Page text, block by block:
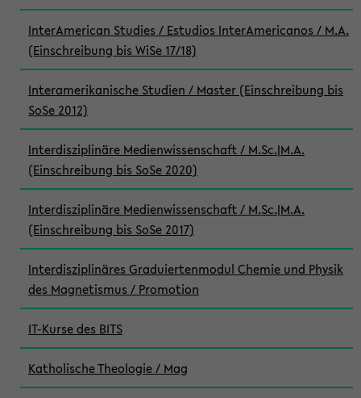
InterAmerican Studies / Estudios InterAmericanos / M.A.
(Einschreibung bis WiSe 17/18)
Interamerikanische Studien / Master (Einschreibung bis
SoSe 2012)
Interdisziplinäre Medienwissenschaft / M.Sc.|M.A.
(Einschreibung bis SoSe 2020)
Interdisziplinäre Medienwissenschaft / M.Sc.|M.A.
(Einschreibung bis SoSe 2017)
Interdisziplinäres Graduiertenmodul Chemie und Physik
des Magnetismus / Promotion
IT-Kurse des BITS
Katholische Theologie / Mag